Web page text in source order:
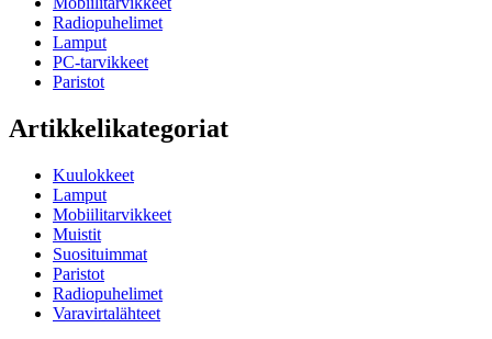
Radiopuhelimet
Lamput
PC-tarvikkeet
Paristot
Artikkelikategoriat
Kuulokkeet
Lamput
Mobiilitarvikkeet
Muistit
Suosituimmat
Paristot
Radiopuhelimet
Varavirtalähteet